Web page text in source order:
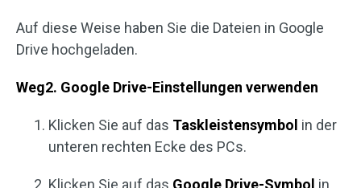
Auf diese Weise haben Sie die Dateien in Google
Drive hochgeladen.
Weg2. Google Drive-Einstellungen verwenden
Klicken Sie auf das Taskleistensymbol in der
unteren rechten Ecke des PCs.